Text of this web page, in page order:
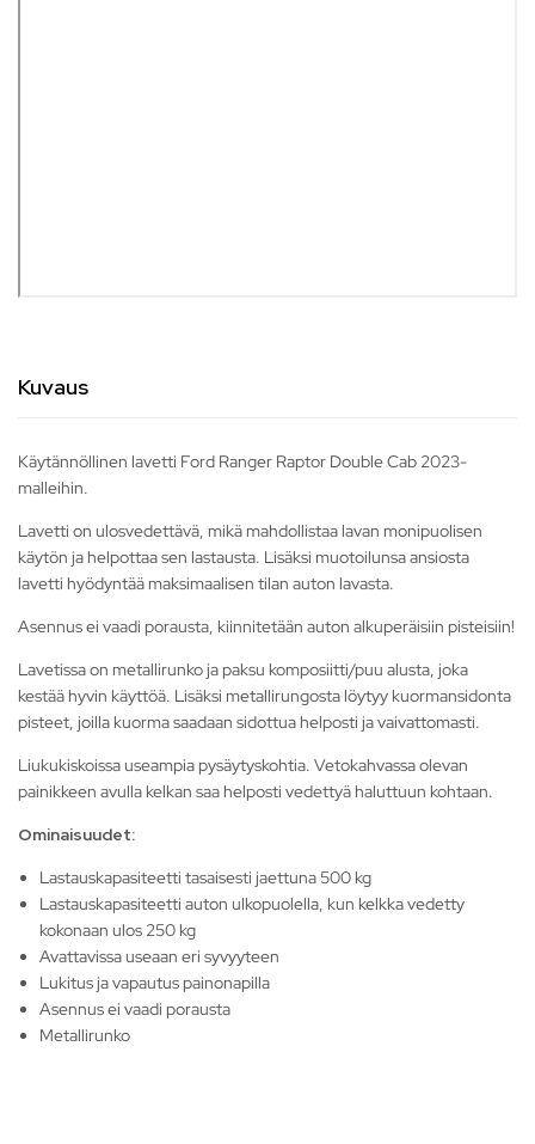
Kuvaus
Käytännöllinen lavetti Ford Ranger Raptor Double Cab 2023-
malleihin.
Lavetti on ulosvedettävä, mikä mahdollistaa lavan monipuolisen
käytön ja helpottaa sen lastausta. Lisäksi muotoilunsa ansiosta
lavetti hyödyntää maksimaalisen tilan auton lavasta.
Asennus ei vaadi porausta, kiinnitetään auton alkuperäisiin pisteisiin!
Lavetissa on metallirunko ja paksu komposiitti/puu alusta, joka
kestää hyvin käyttöä. Lisäksi metallirungosta löytyy kuormansidonta
pisteet, joilla kuorma saadaan sidottua helposti ja vaivattomasti.
Liukukiskoissa useampia pysäytyskohtia. Vetokahvassa olevan
painikkeen avulla kelkan saa helposti vedettyä haluttuun kohtaan.
Ominaisuudet:
Lastauskapasiteetti tasaisesti jaettuna 500 kg
Lastauskapasiteetti auton ulkopuolella, kun kelkka vedetty
kokonaan ulos 250 kg
Avattavissa useaan eri syvyyteen
Lukitus ja vapautus painonapilla
Asennus ei vaadi porausta
Metallirunko